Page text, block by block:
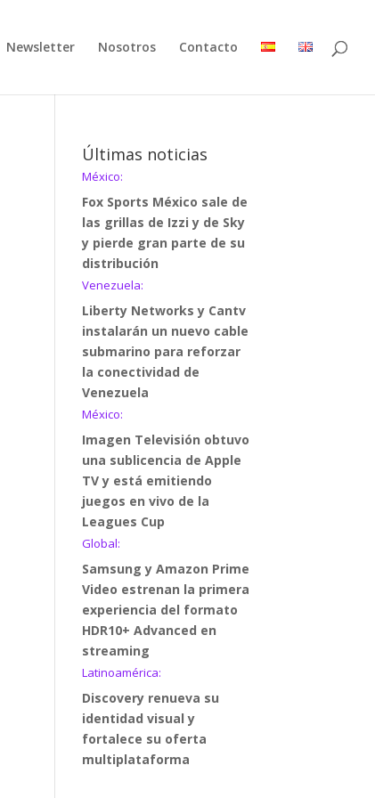
Newsletter Nosotros Contacto
Últimas noticias
México:
Fox Sports México sale de
las grillas de Izzi y de Sky
y pierde gran parte de su
distribución
Venezuela:
Liberty Networks y Cantv
instalarán un nuevo cable
submarino para reforzar
la conectividad de
Venezuela
México:
Imagen Televisión obtuvo
una sublicencia de Apple
TV y está emitiendo
juegos en vivo de la
Leagues Cup
Global:
Samsung y Amazon Prime
Video estrenan la primera
experiencia del formato
HDR10+ Advanced en
streaming
Latinoamérica:
Discovery renueva su
identidad visual y
fortalece su oferta
multiplataforma